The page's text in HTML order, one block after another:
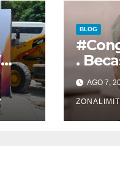
BLOG
.
para
áreas
AGO 7,